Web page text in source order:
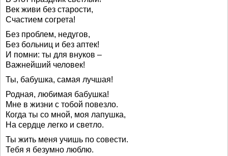
Век живи без старости,
Счастием согрета!
Без проблем, недугов,
Без больниц и без аптек!
И помни: ты для внуков –
Важнейший человек!
Ты, бабушка, самая лучшая!
Родная, любимая бабушка!
Мне в жизни с тобой повезло.
Когда ты со мной, моя лапушка,
На сердце легко и светло.
Ты жить меня учишь по совести.
Тебя я безумно люблю.